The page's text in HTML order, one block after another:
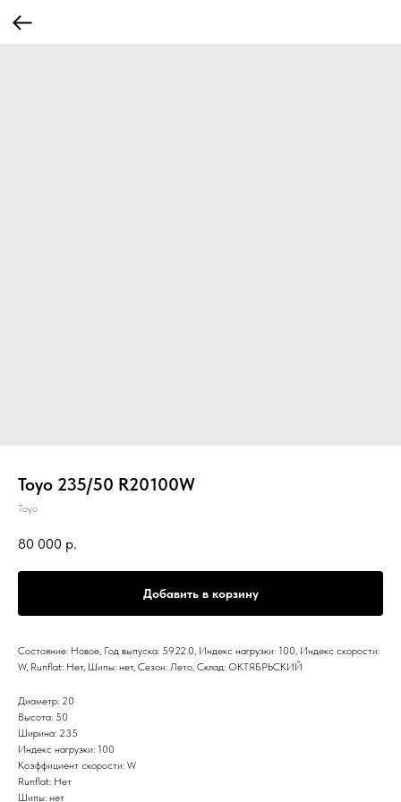
Toyo 235/50 R20100W
Toyo
80 000 р.
Добавить в корзину
Состояние: Новое, Год выпуска: 5922.0, Индекс нагрузки: 100, Индекс скорости:
W, Runflat: Нет, Шипы: нет, Сезон: Лето, Склад: ОКТЯБРЬСКИЙ
Диаметр: 20
Высота: 50
Ширина: 235
Индекс нагрузки: 100
Коэффициент скорости: W
Runflat: Нет
Шипы: нет